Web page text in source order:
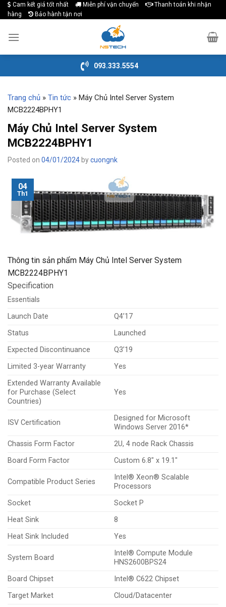
Skip
to
content
Cam kết giá tốt nhất Miễn phí vận chuyển
Thanh toán khi nhận
hàng
Bảo hành tận nơi
093.333.5554
Trang chủ » Tin tức » Máy Chủ Intel Server System
MCB2224BPHY1
Máy Chủ Intel Server System
MCB2224BPHY1
Posted on 04/01/2024 bycuongnk
04
Th1
Thông tin sản phẩm Máy Chủ Intel Server System
MCB2224BPHY1
Specification
Essentials
Launch Date
Q4’17
Status
Launched
Expected Discontinuance
Q3’19
Limited 3-year Warranty
Yes
Extended Warranty Available
for Purchase (Select
Countries)
Yes
ISV Certification
Designed for Microsoft
Windows Server 2016*
Chassis Form Factor
2U, 4 node Rack Chassis
Board Form Factor
Custom 6.8″ x 19.1″
Compatible Product Series
Intel® Xeon® Scalable
Processors
Socket
Socket P
Heat Sink
8
Heat Sink Included
Yes
System Board
Intel® Compute Module
HNS2600BPS24
Board Chipset
Intel® C622 Chipset
Target Market
Cloud/Datacenter